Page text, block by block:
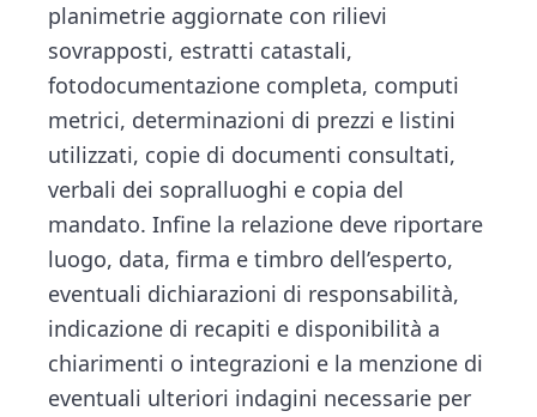
planimetrie aggiornate con rilievi
sovrapposti, estratti catastali,
fotodocumentazione completa, computi
metrici, determinazioni di prezzi e listini
utilizzati, copie di documenti consultati,
verbali dei sopralluoghi e copia del
mandato. Infine la relazione deve riportare
luogo, data, firma e timbro dell’esperto,
eventuali dichiarazioni di responsabilità,
indicazione di recapiti e disponibilità a
chiarimenti o integrazioni e la menzione di
eventuali ulteriori indagini necessarie per